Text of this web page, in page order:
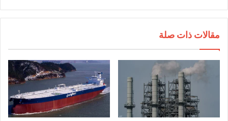
مقالات ذات صلة